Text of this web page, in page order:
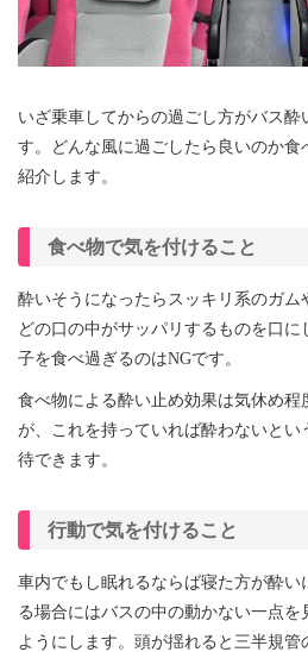
いざ乗車してからの過ごし方がバス
す。どんな風に過ごしたら良いのか
紹介します。
食べ物で気を付けること
酔いそうになったらスッキリ系のガム
どの口の中がサッパリするものを口
子を食べ過ぎるのはNGです。
食べ物による酔い止め効果は気休め程
が、これを持っていれば酔わないとい
待できます。
行動で気を付けること
車内でもし眠れるならば寝た方が酔
る場合にはバスの中の動かない一点を
ようにします。頭が揺れると三半規管